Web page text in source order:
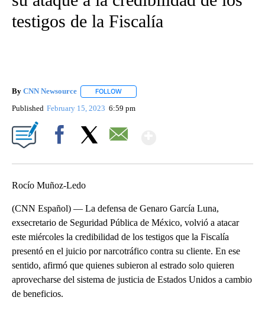
testigos de la Fiscalía
By CNN Newsource FOLLOW
Published February 15, 2023 6:59 pm
Rocío Muñoz-Ledo
(CNN Español) — La defensa de Genaro García Luna,
exsecretario de Seguridad Pública de México, volvió a atacar
este miércoles la credibilidad de los testigos que la Fiscalía
presentó en el juicio por narcotráfico contra su cliente. En ese
sentido, afirmó que quienes subieron al estrado solo quieren
aprovecharse del sistema de justicia de Estados Unidos a cambio
de beneficios.